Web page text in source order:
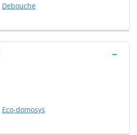
Debouche
Eco-domosys